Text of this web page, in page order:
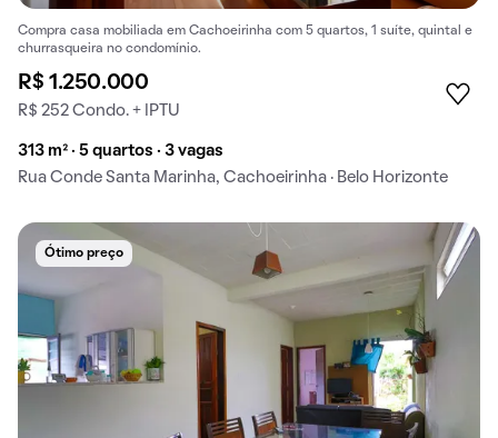
Compra casa mobiliada em Cachoeirinha com 5 quartos, 1 suíte, quintal e
churrasqueira no condomínio.
R$ 1.250.000
R$ 252 Condo. + IPTU
313 m² · 5 quartos · 3 vagas
Rua Conde Santa Marinha, Cachoeirinha · Belo Horizonte
Ótimo preço